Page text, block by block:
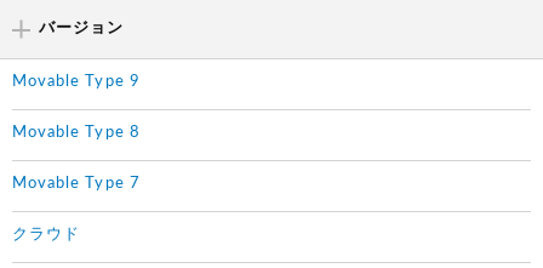
バージョン
Movable Type 9
Movable Type 8
Movable Type 7
クラウド